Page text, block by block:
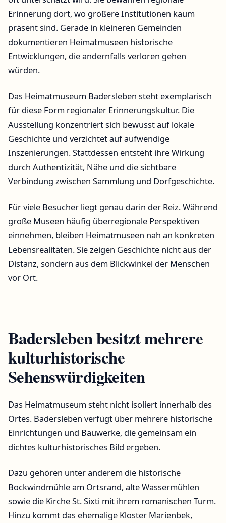
Erinnerung dort, wo größere Institutionen kaum
präsent sind. Gerade in kleineren Gemeinden
dokumentieren Heimatmuseen historische
Entwicklungen, die andernfalls verloren gehen
würden.
Das Heimatmuseum Badersleben steht exemplarisch
für diese Form regionaler Erinnerungskultur. Die
Ausstellung konzentriert sich bewusst auf lokale
Geschichte und verzichtet auf aufwendige
Inszenierungen. Stattdessen entsteht ihre Wirkung
durch Authentizität, Nähe und die sichtbare
Verbindung zwischen Sammlung und Dorfgeschichte.
Für viele Besucher liegt genau darin der Reiz. Während
große Museen häufig überregionale Perspektiven
einnehmen, bleiben Heimatmuseen nah an konkreten
Lebensrealitäten. Sie zeigen Geschichte nicht aus der
Distanz, sondern aus dem Blickwinkel der Menschen
vor Ort.
Badersleben besitzt mehrere
kulturhistorische
Sehenswürdigkeiten
Das Heimatmuseum steht nicht isoliert innerhalb des
Ortes. Badersleben verfügt über mehrere historische
Einrichtungen und Bauwerke, die gemeinsam ein
dichtes kulturhistorisches Bild ergeben.
Dazu gehören unter anderem die historische
Bockwindmühle am Ortsrand, alte Wassermühlen
sowie die Kirche St. Sixti mit ihrem romanischen Turm.
Hinzu kommt das ehemalige Kloster Marienbek,